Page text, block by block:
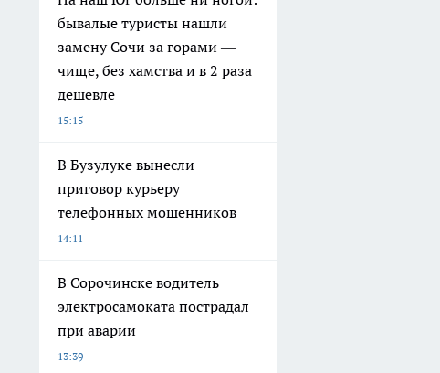
бывалые туристы нашли
замену Сочи за горами —
чище, без хамства и в 2 раза
дешевле
15:15
В Бузулуке вынесли
приговор курьеру
телефонных мошенников
14:11
В Сорочинске водитель
электросамоката пострадал
при аварии
13:39